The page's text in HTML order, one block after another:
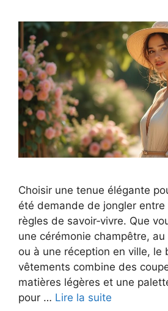
Choisir une tenue élégante
été demande de jongler
règles de savoir‑vivre. Que
une cérémonie champêtre,
ou à une réception en ville, le
vêtements combine des
matières légères et une
pour … Lire la suite